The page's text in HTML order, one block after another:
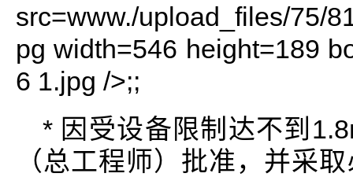
src=www./upload_files/75/
pg width=546 height=189
6 1.jpg />;;
* 因受设备限制达不到
（总工程师）批准，并采